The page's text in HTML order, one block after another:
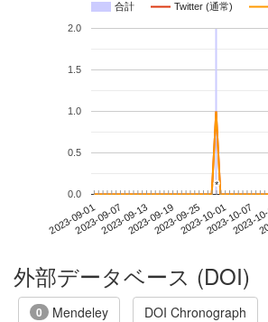
合計 Twitter (通常)
2023-09-012023-09-072023-09-132023-09-192023-09-252023-10-012023-10-07
2023-
0.0
0.5
1.0
1.5
2.0
*
*
外部データベース (DOI)
0 Mendeley DOI Chronograph